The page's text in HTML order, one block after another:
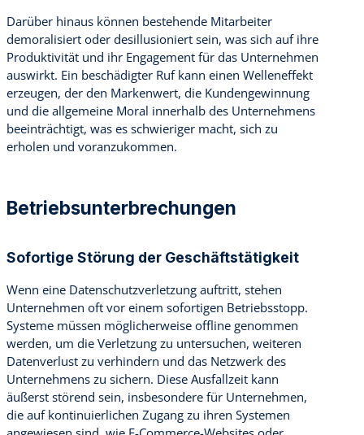
Darüber hinaus können bestehende Mitarbeiter
demoralisiert oder desillusioniert sein, was sich auf ihre
Produktivität und ihr Engagement für das Unternehmen
auswirkt. Ein beschädigter Ruf kann einen Welleneffekt
erzeugen, der den Markenwert, die Kundengewinnung
und die allgemeine Moral innerhalb des Unternehmens
beeinträchtigt, was es schwieriger macht, sich zu
erholen und voranzukommen.
Betriebsunterbrechungen
Sofortige Störung der Geschäftstätigkeit
Wenn eine Datenschutzverletzung auftritt, stehen
Unternehmen oft vor einem sofortigen Betriebsstopp.
Systeme müssen möglicherweise offline genommen
werden, um die Verletzung zu untersuchen, weiteren
Datenverlust zu verhindern und das Netzwerk des
Unternehmens zu sichern. Diese Ausfallzeit kann
äußerst störend sein, insbesondere für Unternehmen,
die auf kontinuierlichen Zugang zu ihren Systemen